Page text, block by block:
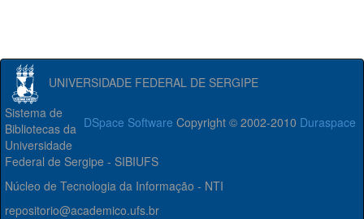
UNIVERSIDADE FEDERAL DE SERGIPE
DSpace Software Copyright © 2002-2010 Duraspace
Sistema de
Bibliotecas da
Universidade
Federal de Sergipe - SIBIUFS
Núcleo de Tecnologia da Informação - NTI
repositorio@academico.ufs.br